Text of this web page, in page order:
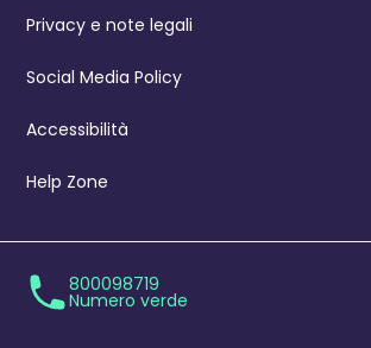
Privacy e note legali
Social Media Policy
Accessibilità
Help Zone
800098719
Numero verde